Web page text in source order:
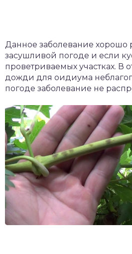
Данное заболевание хорошо
засушливой погоде и если
проветриваемых участках. В
дожди для оидиума
погоде заболевание не